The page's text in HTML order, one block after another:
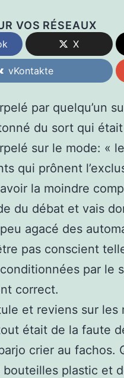
VOS RÉSEAUX
X
vKontakte
par quelqu’un
du sort qui
sur le mode: «
qui prônent
la moindre
du débat et vais
agacé des
pas conscient
conditionnées par le
correct.
et reviens sur les
était de la faute
crier au fachos.
plastic et